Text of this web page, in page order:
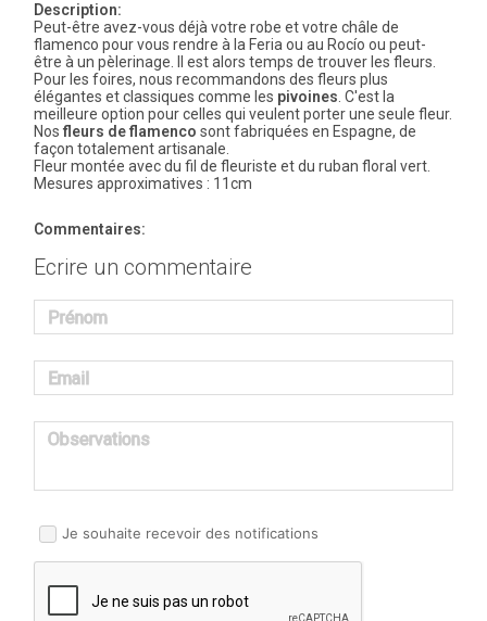
Description:
Peut-être avez-vous déjà votre robe et votre châle de
flamenco pour vous rendre à la Feria ou au Rocío ou peut-
être à un pèlerinage. Il est alors temps de trouver les fleurs.
Pour les foires, nous recommandons des fleurs plus
élégantes et classiques comme les pivoines . C'est la
meilleure option pour celles qui veulent porter une seule fleur.
Nos fleurs de flamenco sont fabriquées en Espagne, de
façon totalement artisanale.
Fleur montée avec du fil de fleuriste et du ruban floral vert.
Mesures approximatives : 11cm
Commentaires:
Ecrire un commentaire
Prénom
Email
Observations
Je souhaite recevoir des notifications